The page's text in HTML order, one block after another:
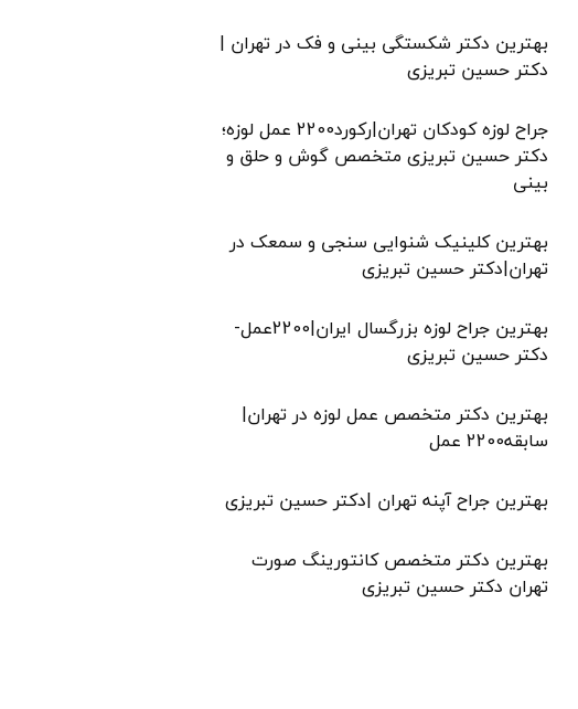
بهترین دکتر شکستگی بینی و فک در تهران |
دکتر حسین تبریزی
جراح لوزه کودکان تهران|رکورد2200 عمل لوزه؛
دکتر حسین تبریزی متخصص گوش و حلق و
بینی
بهترین کلینیک شنوایی سنجی و سمعک در
تهران|دکتر حسین تبریزی
بهترین جراح لوزه بزرگسال ایران|2200عمل-
دکتر حسین تبریزی
بهترین دکتر متخصص عمل لوزه در تهران|
سابقه2200 عمل
بهترین جراح آپنه تهران |دکتر حسین تبریزی
بهترین دکتر متخصص کانتورینگ صورت
تهران دکتر حسین تبریزی